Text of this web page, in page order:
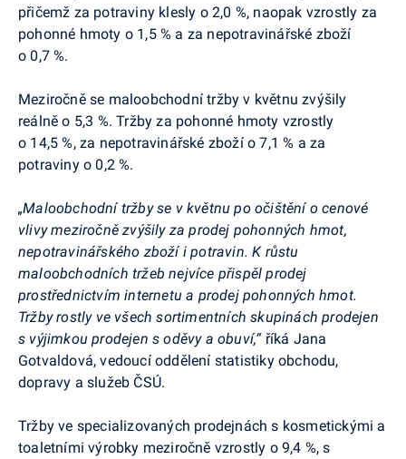
přičemž za potraviny klesly o 2,0 %, naopak vzrostly za
pohonné hmoty o 1,5 % a za nepotravinářské zboží
o 0,7 %.
Meziročně se maloobchodní tržby v květnu zvýšily
reálně o 5,3 %. Tržby za pohonné hmoty vzrostly
o 14,5 %, za nepotravinářské zboží o 7,1 % a za
potraviny o 0,2 %.
„Maloobchodní tržby se v květnu po očištění o cenové
vlivy meziročně zvýšily za prodej pohonných hmot,
nepotravinářského zboží i potravin. K růstu
maloobchodních tržeb nejvíce přispěl prodej
prostřednictvím internetu a prodej pohonných hmot.
Tržby rostly ve všech sortimentních skupinách prodejen
s výjimkou prodejen s oděvy a obuví,“ říká Jana
Gotvaldová, vedoucí oddělení statistiky obchodu,
dopravy a služeb ČSÚ.
Tržby ve specializovaných prodejnách s kosmetickými a
toaletními výrobky meziročně vzrostly o 9,4 %, s